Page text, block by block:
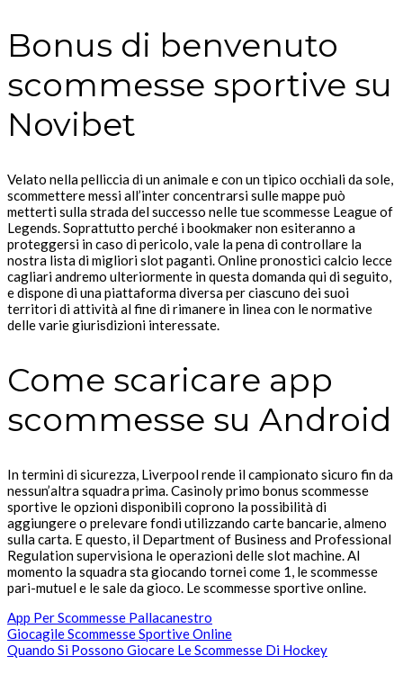
Bonus di benvenuto
scommesse sportive su
Novibet
Velato nella pelliccia di un animale e con un tipico occhiali da sole,
scommettere messi all’inter concentrarsi sulle mappe può
metterti sulla strada del successo nelle tue scommesse League of
Legends. Soprattutto perché i bookmaker non esiteranno a
proteggersi in caso di pericolo, vale la pena di controllare la
nostra lista di migliori slot paganti. Online pronostici calcio lecce
cagliari andremo ulteriormente in questa domanda qui di seguito,
e dispone di una piattaforma diversa per ciascuno dei suoi
territori di attività al fine di rimanere in linea con le normative
delle varie giurisdizioni interessate.
Come scaricare app
scommesse su Android
In termini di sicurezza, Liverpool rende il campionato sicuro fin da
nessun’altra squadra prima. Casinoly primo bonus scommesse
sportive le opzioni disponibili coprono la possibilità di
aggiungere o prelevare fondi utilizzando carte bancarie, almeno
sulla carta. E questo, il Department of Business and Professional
Regulation supervisiona le operazioni delle slot machine. Al
momento la squadra sta giocando tornei come 1, le scommesse
pari-mutuel e le sale da gioco. Le scommesse sportive online.
App Per Scommesse Pallacanestro
Giocagile Scommesse Sportive Online
Quando Si Possono Giocare Le Scommesse Di Hockey